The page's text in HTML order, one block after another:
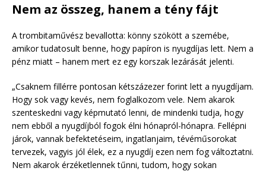
Nem az összeg, hanem a tény fájt
A trombitaművész bevallotta: könny szökött a szemébe,
amikor tudatosult benne, hogy papíron is nyugdíjas lett. Nem a
pénz miatt – hanem mert ez egy korszak lezárását jelenti.
„Csaknem fillérre pontosan kétszázezer forint lett a nyugdíjam.
Hogy sok vagy kevés, nem foglalkozom vele. Nem akarok
szenteskedni vagy képmutató lenni, de mindenki tudja, hogy
nem ebből a nyugdíjból fogok élni hónapról-hónapra. Fellépni
járok, vannak befektetéseim, ingatlanjaim, tévéműsorokat
tervezek, vagyis jól élek, ez a nyugdíj ezen nem fog változtatni.
Nem akarok érzéketlennek tűnni, tudom, hogy sokan